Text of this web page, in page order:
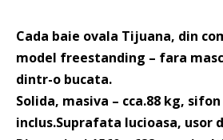
Cada baie ovala Tijuana, din
model freestanding – fara
dintr-o bucata.
Solida, masiva – cca.88 kg,
inclus.Suprafata lucioasa, usor